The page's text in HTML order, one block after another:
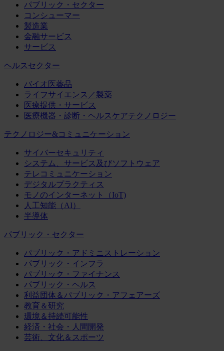
パブリック・セクター
コンシューマー
製造業
金融サービス
サービス
ヘルスセクター
バイオ医薬品
ライフサイエンス／製薬
医療提供・サービス
医療機器・診断・ヘルスケアテクノロジー
テクノロジー&コミュニケーション
サイバーセキュリティ
システム、サービス及びソフトウェア
テレコミュニケーション
デジタルプラクティス
モノのインターネット（IoT)
人工知能（AI）
半導体
パブリック・セクター
パブリック・アドミニストレーション
パブリック・インフラ
パブリック・ファイナンス
パブリック・ヘルス
利益団体＆パブリック・アフェアーズ
教育＆研究
環境＆持続可能性
経済・社会・人間開発
芸術、文化＆スポーツ